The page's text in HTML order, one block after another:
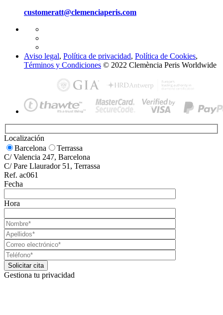
customeratt@clemenciaperis.com
Aviso legal, Política de privacidad, Política de Cookies,
Términos y Condiciones © 2022 Clemència Peris Worldwide
Localización
Barcelona
Terrassa
C/ Valencia 247, Barcelona
C/ Pare Llaurador 51, Terrassa
Ref. ac061
Fecha
Hora
Gestiona tu privacidad